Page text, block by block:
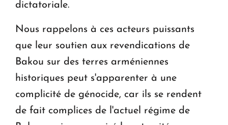
dictatoriale.
Nous rappelons à ces acteurs puissants
que leur soutien aux revendications de
Bakou sur des terres arméniennes
historiques peut s'apparenter à une
complicité de génocide, car ils se rendent
de fait complices de l'actuel régime de